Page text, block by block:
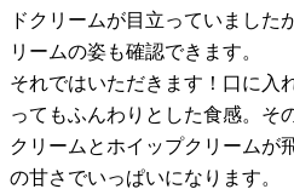
ドクリームが目立っていました
リームの姿も確認できます。
それではいただきます！口に入
ってもふんわりとした食感。そ
クリームとホイップクリームが
の甘さでいっぱいになります。